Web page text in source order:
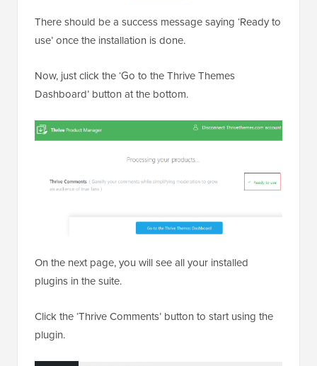
There should be a success message saying ‘Ready to
use’ once the installation is done.
Now, just click the ‘Go to the Thrive Themes
Dashboard’ button at the bottom.
On the next page, you will see all your installed
plugins in the suite.
Click the ‘Thrive Comments’ button to start using the
plugin.